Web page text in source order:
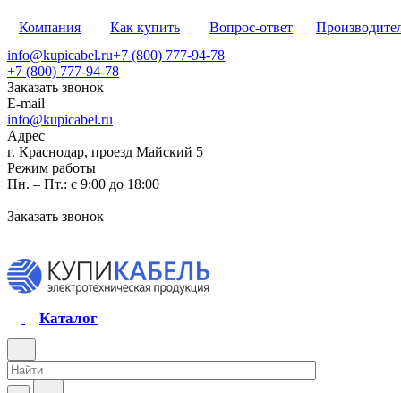
Компания Как купить Вопрос-ответ
info@kupicabel.ru+7 (800) 777-94-78
+7 (800) 777-94-78
Заказать звонок
E-mail
info@kupicabel.ru
Адрес
г. Краснодар, проезд Майский 5
Режим работы
Пн. – Пт.: с 9:00 до 18:00
Заказать звонок
Каталог